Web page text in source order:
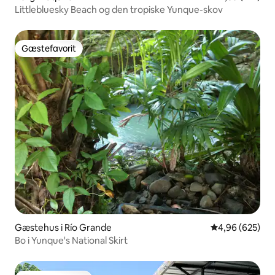
Littlebluesky Beach og den tropiske Yunque-skov
Gæstefavorit
Gæstefavorit
Gæstehus i Río Grande 4,96 ud af 5 i
4,96 (625)
Bo i Yunque's National Skirt